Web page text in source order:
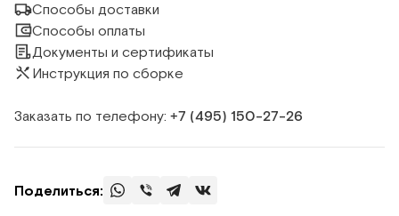
Способы доставки
Способы оплаты
Документы и сертификаты
Инструкция по сборке
Заказать по телефону: +7 (495) 150‑27‑26
Поделиться: